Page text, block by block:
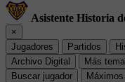
Asistente Historia
×
Jugadores
Partidos
Archivo Digital
Más
Buscar jugador